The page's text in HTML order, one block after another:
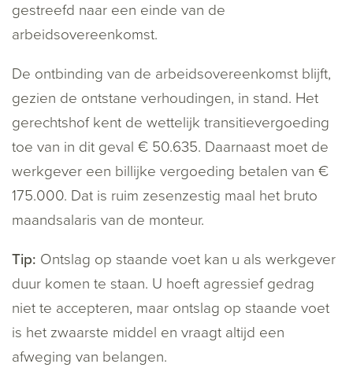
gestreefd naar een einde van de
arbeidsovereenkomst.
De ontbinding van de arbeidsovereenkomst blijft,
gezien de ontstane verhoudingen, in stand. Het
gerechtshof kent de wettelijk transitievergoeding
toe van in dit geval € 50.635. Daarnaast moet de
werkgever een billijke vergoeding betalen van €
175.000. Dat is ruim zesenzestig maal het bruto
maandsalaris van de monteur.
Tip: Ontslag op staande voet kan u als werkgever
duur komen te staan. U hoeft agressief gedrag
niet te accepteren, maar ontslag op staande voet
is het zwaarste middel en vraagt altijd een
afweging van belangen.